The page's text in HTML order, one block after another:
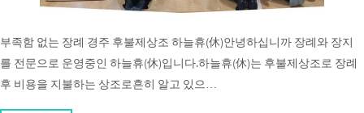
부족함 없는 장례 경주 후불제상조 하늘휴(休)안녕하십니까 장례와 장지
를 전문으로 운영중인 하늘휴(休)입니다.하늘휴(休)는 후불제상조로 장례
후 비용을 지불하는 상조로흔히 알고 있으…